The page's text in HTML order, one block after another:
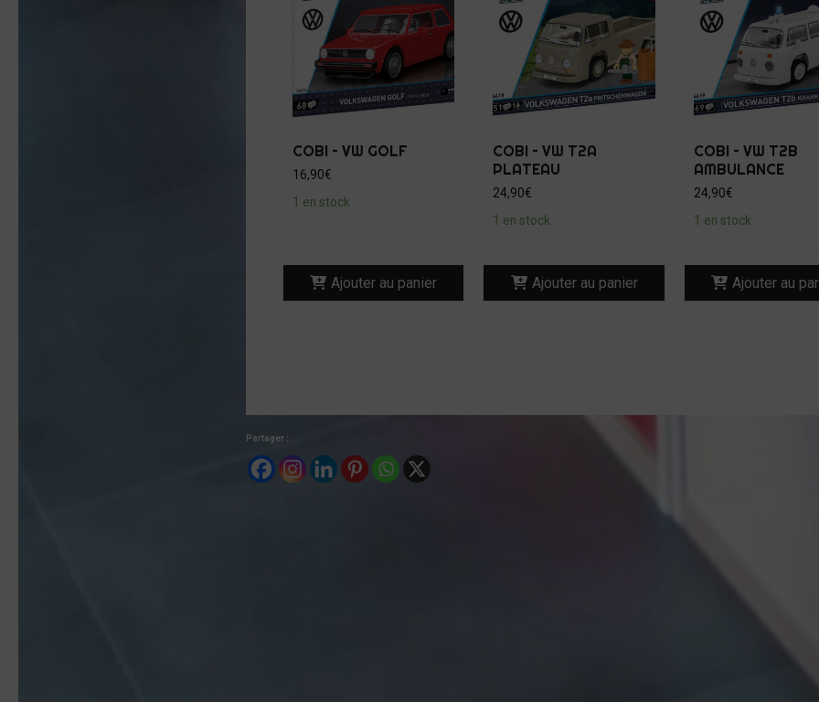
COBI – VW GOLF
16,90€
1 en stock
Ajouter au panier
COBI – VW T2A
PLATEAU
24,90€
1 en stock
Ajouter au panier
COBI – VW T2B
AMBULANCE
24,90€
1 en stock
Ajouter au
Partager :